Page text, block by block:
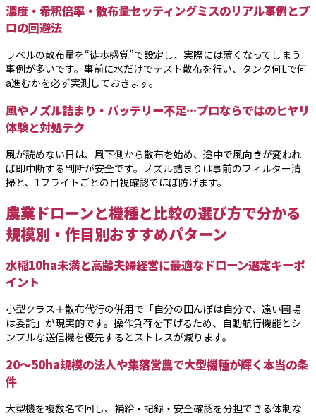
濃度・希釈倍率・散布量セッティングミスのリアル事例とプ
ロの回避法
ラベルの散布量を“徒歩感覚”で設定し、実際には薄くなってしまう
事例が多いです。事前に水だけでテスト散布を行い、タンク何Lで何
a進むかを必ず実測しておきます。
風やノズル詰まり・バッテリー不足…プロならではのヒヤリ
体験と対処テク
風が読めない日は、風下側から散布を始め、途中で風向きが変われ
ば即中断する判断が安全です。ノズル詰まりは事前のフィルター清
掃と、1フライトごとの目視確認でほぼ防げます。
農業ドローンと機種と比較の選び方で分かる
規模別・作目別おすすめパターン
水稲10ha未満と高齢夫婦経営に最適なドローン選定キーポ
イント
小型クラス＋散布代行の併用で「自分の田んぼは自分で、遠い圃場
は委託」が現実的です。操作負荷を下げるため、自動航行機能とシ
ンプルな送信機を優先するとストレスが減ります。
20〜50ha規模の法人や集落営農で大型機種が輝く本当の条
件
大型機を複数名で回し、補給・記録・安全確認を分担できる体制な